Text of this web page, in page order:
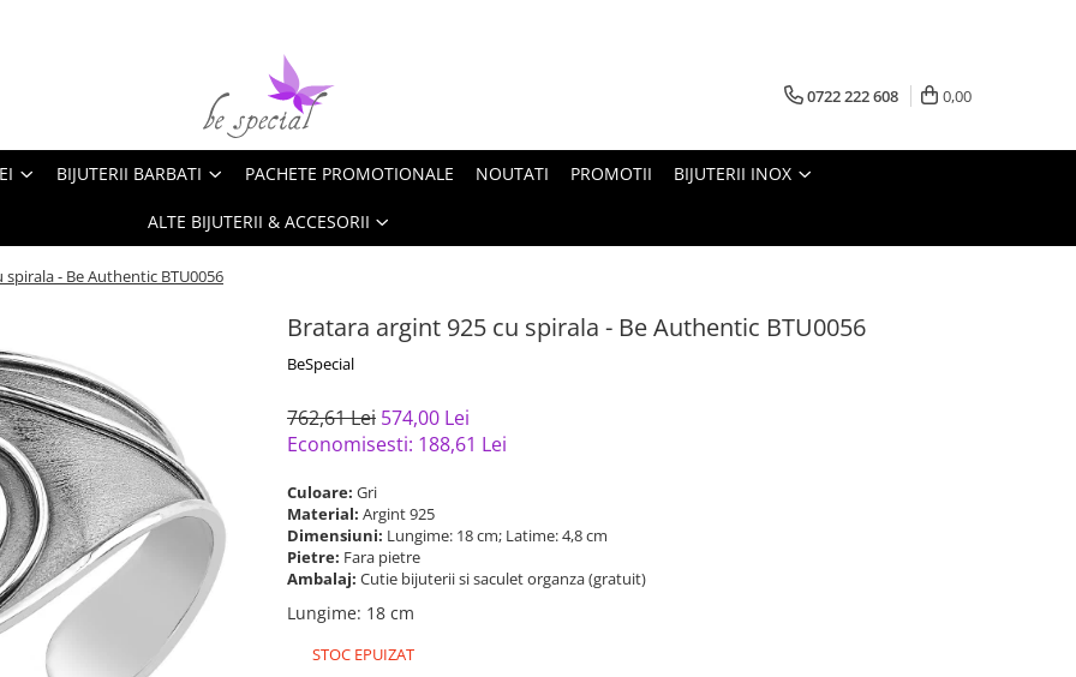
0722 222 608 0,00
BIJUTERII BARBATI PACHETE PROMOTIONALE NOUTATI PROMOTII BIJUTERII INOX
ALTE BIJUTERII & ACCESORII
- Be Authentic BTU0056
Bratara argint 925 cu spirala - Be Authentic BTU0056
BeSpecial
762,61 Lei 574,00 Lei
Economisesti: 188,61 Lei
Culoare: Gri
Material: Argint 925
Dimensiuni: Lungime: 18 cm; Latime: 4,8 cm
Pietre: Fara pietre
Ambalaj: Cutie bijuterii si saculet organza (gratuit)
Lungime: 18 cm
STOC EPUIZAT